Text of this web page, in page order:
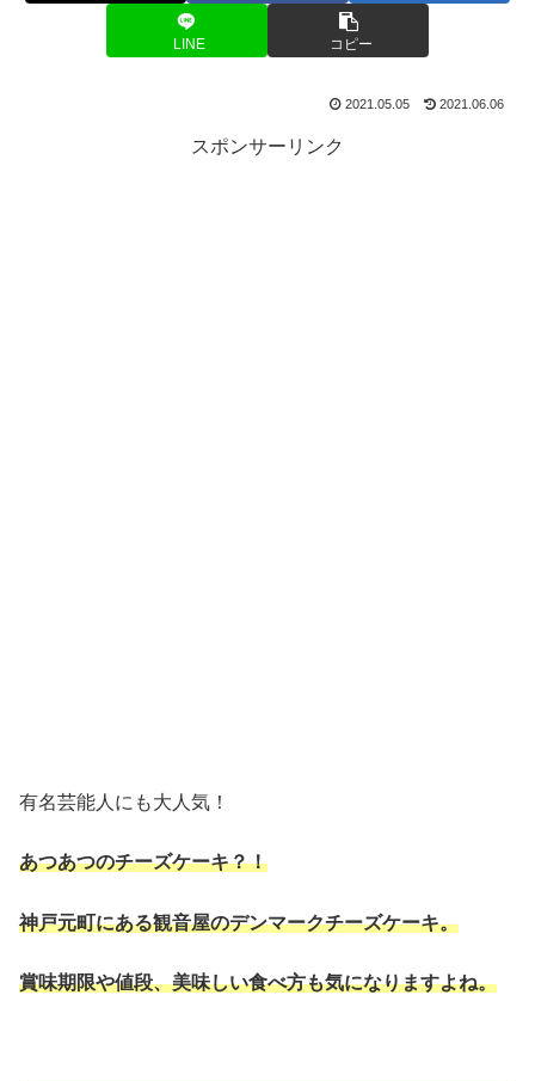
LINE コピー
2021.05.05 2021.06.06
スポンサーリンク
有名芸能人にも大人気！
あつあつのチーズケーキ？！
神戸元町にある観音屋のデンマークチーズケーキ。
賞味期限や値段、美味しい食べ方も気になりますよね。